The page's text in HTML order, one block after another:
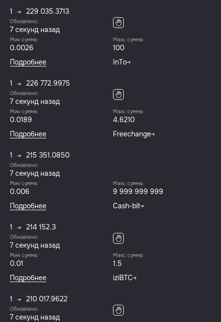
1 229 035.3713
Обновлено:
7 секунд назад
Мин сумма:
0.0026
Макс сумма:
100
Подробнее
InTo
1 226 772.9975
Обновлено:
7 секунд назад
Мин сумма:
0.0189
Макс сумма:
4.6210
Подробнее
Freechange
1 215 351.0850
Обновлено:
7 секунд назад
Мин сумма:
0.006
Макс сумма:
9 999 999 999
Подробнее
Cash-bit
1 214 152.3
Обновлено:
7 секунд назад
Мин сумма:
0.01
Макс сумма:
1.5
Подробнее
iziBTC
1 210 017.9622
Обновлено:
7 секунд назад